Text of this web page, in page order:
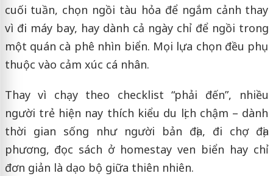
cuối tuần, chọn ngồi tàu hỏa để ngắm cảnh thay
vì đi máy bay, hay dành cả ngày chỉ để ngồi trong
một quán cà phê nhìn biển. Mọi lựa chọn đều phụ
thuộc vào cảm xúc cá nhân.
Thay vì chạy theo checklist “phải đến”, nhiều
người trẻ hiện nay thích kiểu du lịch chậm – dành
thời gian sống như người bản địa, đi chợ địa
phương, đọc sách ở homestay ven biển hay chỉ
đơn giản là dạo bộ giữa thiên nhiên.